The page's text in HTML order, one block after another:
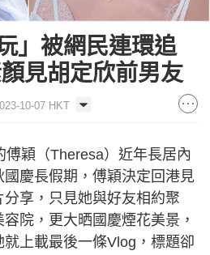
」被網民連環追
見胡定欣前男友
10-07 HKT
傅穎（Theresa）近年長居內
慶長假期，傅穎決定回港見
享，只見她與好友相約聚
院，更大晒國慶煙花美景，
上載最後一條Vlog，標題卻